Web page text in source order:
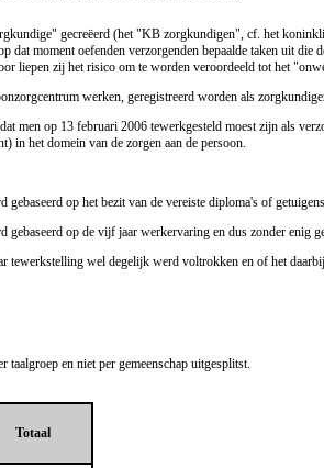
gecreëerd (het "KB zorgkundigen", cf. het
dat moment oefenden verzorgenden bepaalde taken uit
liepen zij het risico om te worden veroordeeld tot het
werken, geregistreerd worden als
men op 13 februari 2006 tewerkgesteld moest zijn als
het domein van de zorgen aan de persoon.
op het bezit van de vereiste diploma's of
gebaseerd op de vijf jaar werkervaring en dus zonder enig
tewerkstelling wel degelijk werd voltrokken en of het
en niet per gemeenschap uitgesplitst.
Totaal